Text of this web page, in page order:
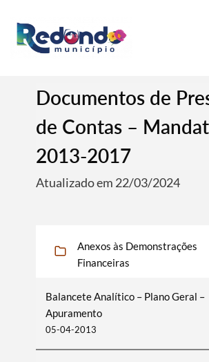
Documentos de
de Contas –
2013-2017
Atualizado em 22/03/2024
Anexos às Demonstrações
Financeiras
Balancete Analítico – Plano Geral –
Apuramento
05-04-2013